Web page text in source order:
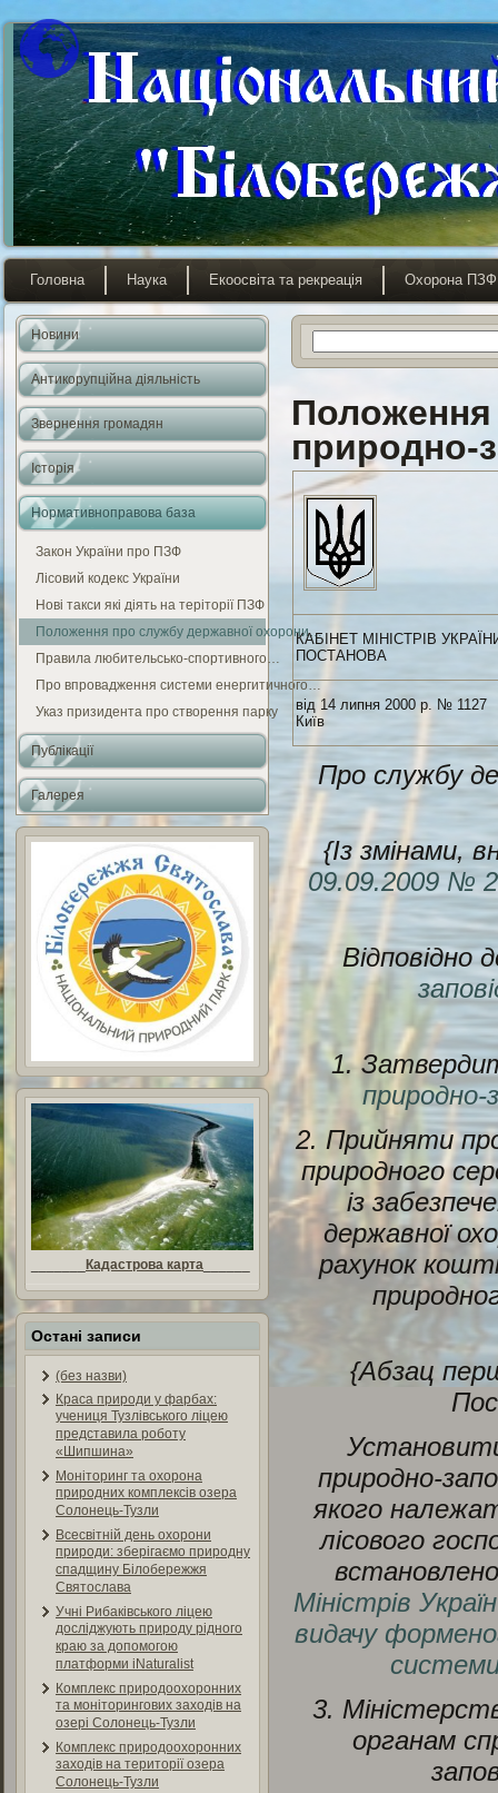
Головна Наука Екоосвіта та рекреація Охорона ПЗФ
Новини
Антикорупційна діяльність
Звернення громадян
Історія
Нормативноправова база
Закон України про ПЗФ
Лісовий кодекс України
Нові такси які діять на теріторії ПЗФ
Положення про службу державної охорони…
Правила любительсько-спортивного…
Про впровадження системи енергитичного…
Указ призидента про створення парку
Публікації
Галерея
Кадастрова карта
Остані записи
(без назви)
Краса природи у фарбах:
учениця Тузлівського ліцею
представила роботу
«Шипшина»
Моніторинг та охорона
природних комплексів озера
Солонець-Тузли
Всесвітній день охорони
природи: зберігаємо природну
спадщину Білобережжя
Святослава
Учні Рибаківського ліцею
досліджують природу рідного
краю за допомогою
платформи iNaturalist
Комплекс природоохоронних
та моніторингових заходів на
озері Солонець-Тузли
Комплекс природоохоронних
заходів на території озера
Солонець-Тузли
Положення
природно-
КАБІНЕТ МІНІСТРІВ
ПОСТАНОВА
від 14 липня 2000 р. № 1127
Київ
Про службу
{Із змінами,
09.09.2009 №
1.
природно-
2. Прийняти
природного
із
державної
рахунок
{Абзац
природно-
якого
лісового
Міністрів
видачу
3.
органам